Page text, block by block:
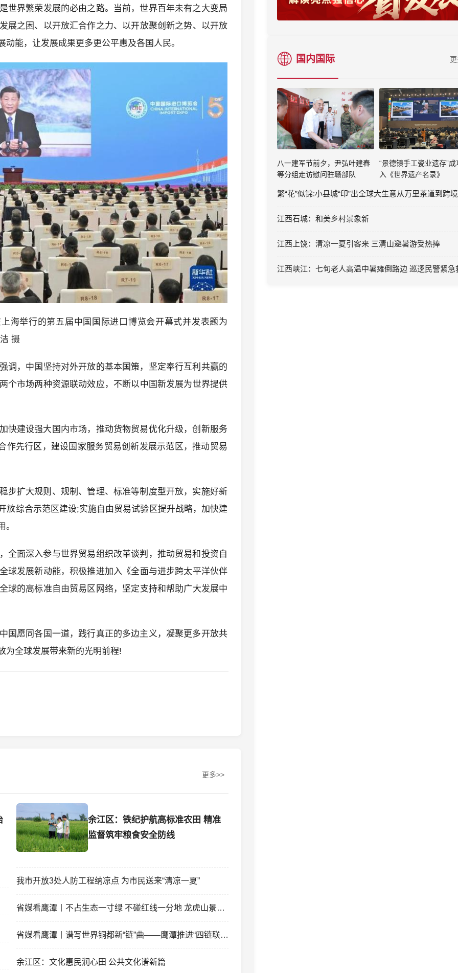
世界繁荣发展的必由之路。当前，世界百年未有之大变局
展之困、以开放汇合作之力、以开放聚创新之势、以开放
能，让发展成果更多更公平惠及各国人民。
海举行的第五届中国国际进口博览会开幕式并发表题为
摄
调，中国坚持对外开放的基本国策，坚定奉行互利共赢的
个市场两种资源联动效应，不断以中国新发展为世界提供
建设强大国内市场，推动货物贸易优化升级，创新服务
作先行区，建设国家服务贸易创新发展示范区，推动贸易
扩大规则、规制、管理、标准等制度型开放，实施好新
放综合示范区建设;实施自由贸易试验区提升战略，加快建
面深入参与世界贸易组织改革谈判，推动贸易和投资自
球发展新动能，积极推进加入《全面与进步跨太平洋伙伴
球的高标准自由贸易区网络，坚定支持和帮助广大发展中
国愿同各国一道，践行真正的多边主义，凝聚更多开放共
为全球发展带来新的光明前程!
更多>>
余江区：铁纪护航高标准农田 精准
监督筑牢粮食安全防线
我市开放3处人防工程纳凉点 为市民送来“清凉一夏”
省媒看鹰潭丨不占生态一寸绿 不碰红线一分地 龙虎山景区探索补充耕地布局最优解
省媒看鹰潭丨谱写世界铜都新“链”曲——鹰潭推进“四链联动”科技创新和产业创新融合机制改革
余江区：文化惠民润心田 公共文化谱新篇
国内国际
八一建军节前夕，尹弘叶建春
等分组走访慰问驻赣部队
“景德镇手工瓷业遗存”成
入《世界遗产名录》
江西石城：和美乡村景象新
江西上饶：清凉一夏引客来 三清山避暑游受热捧
江西峡江：七旬老人高温中暑瘫倒路边 巡逻民警紧急